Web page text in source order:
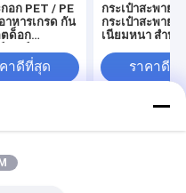
อก PET / PE
าหารเกรด กัน
ด็อก
าดีที่สุด
กระเป๋าสะพาย
กระเป๋าสะพายผ
เนียมหนา สําหรั
ราคาดีที่
Site
ความเป็นส่วนตัว